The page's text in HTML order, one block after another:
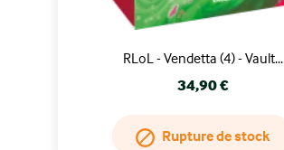
RLoL - Vendetta (4) - Vault...
Prix
34,90 €
Rupture de stock